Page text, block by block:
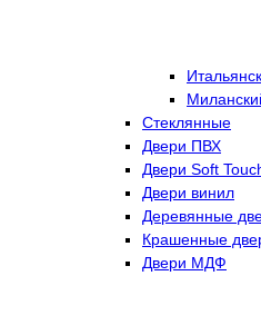
Стеклянные
Двери ПВХ
Двери Soft
Двери винил
Деревянные
Крашенные
Двери МДФ